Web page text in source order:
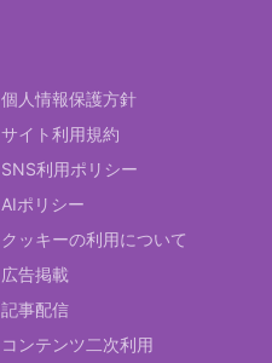
個人情報保護方針
サイト利用規約
SNS利用ポリシー
AIポリシー
クッキーの利用について
広告掲載
記事配信
コンテンツ二次利用